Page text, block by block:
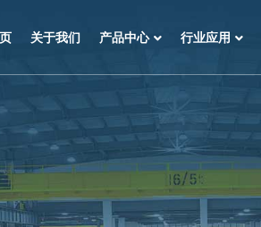
关于我们 产品中心 行业应用